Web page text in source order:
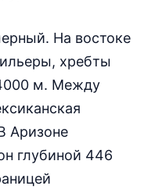
На востоке
хребты
м. Между
Аризоне
глубиной 446